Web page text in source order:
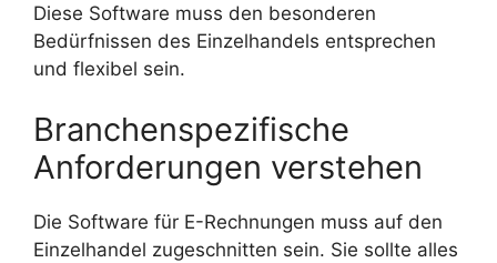
Diese Software muss den besonderen
Bedürfnissen des Einzelhandels entsprechen
und flexibel sein.
Branchenspezifische
Anforderungen verstehen
Die Software für E-Rechnungen muss auf den
Einzelhandel zugeschnitten sein. Sie sollte alles